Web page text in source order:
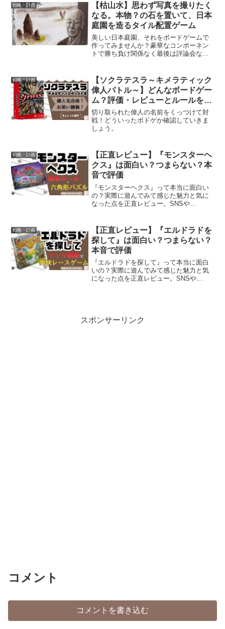
戦略・計画
【枯山水】思わず写真を撮りたく
なる。本物？の石を置いて、日本
庭園を造るタイル配置ゲーム
美しい日本庭園、それをボードゲームで
作ってみませんか？豪華なコンポーネン
トで勝ち負け関係なく最後は評論会なん
戦略・計画
【ソクラテスラ～キメラティック
偉人バトル～】どんなボードゲー
ム？評価・レビューとルールを簡
単に紹介
切り取られた偉人の名前をくっつけて対
戦！どういったボドゲか確認していきま
しょう。
戦略・計画
【正直レビュー】『モンスターヘ
クス』は面白い？つまらない？本
音で評価
『モンスターヘクス』って本当に面白い
の？実際に遊んでみて感じた魅力と気に
なった点を正直レビュー。SNSや
戦略・計画
【正直レビュー】『エルドラドを
探して』は面白い？つまらない？
本音で評価
『エルドラドを探して』って本当に面白
いの？実際に遊んでみて感じた魅力と気
になった点を正直レビュー。SNSや
スポンサーリンク
コメント
コメントを書き込む